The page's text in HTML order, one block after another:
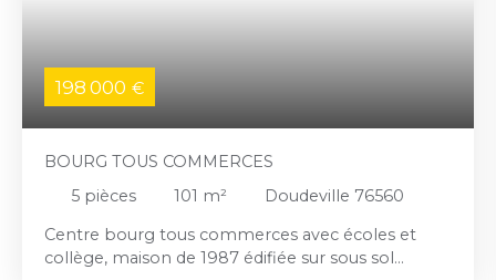
198 000 €
BOURG TOUS COMMERCES
5 pièces 101 m²
Doudeville 76560
Centre bourg tous commerces avec écoles et
collège, maison de 1987 édifiée sur sous sol